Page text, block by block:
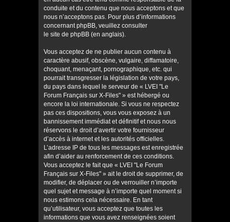
conduite et du contenu que nous acceptons et que
nous n’acceptons pas. Pour plus d’informations
concernant phpBB, veuillez consulter
le site de phpBB (en anglais).
Vous acceptez de ne publier aucun contenu à
caractère abusif, obscène, vulgaire, diffamatoire,
choquant, menaçant, pornographique, etc. qui
pourrait transgresser la législation de votre pays,
du pays dans lequel le serveur de « LVEI "Le
Forum Français sur X-Files" » est hébergé ou
encore la loi internationale. Si vous ne respectez
pas ces dispositions, vous vous exposez à un
bannissement immédiat et définitif et nous nous
réservons le droit d’avertir votre fournisseur
d’accès à internet et les autorités officielles.
L’adresse IP de tous les messages est enregistrée
afin d’aider au renforcement de ces conditions.
Vous acceptez le fait que « LVEI "Le Forum
Français sur X-Files" » ait le droit de supprimer, de
modifier, de déplacer ou de verrouiller n’importe
quel sujet et message à n’importe quel moment si
nous estimons cela nécessaire. En tant
qu’utilisateur, vous acceptez que toutes les
informations que vous avez renseignées soient